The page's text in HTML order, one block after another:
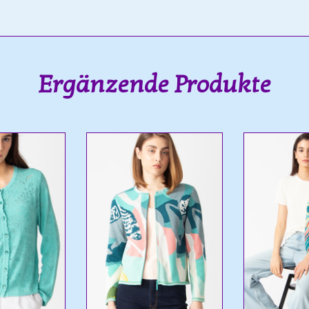
Ergänzende Produkte